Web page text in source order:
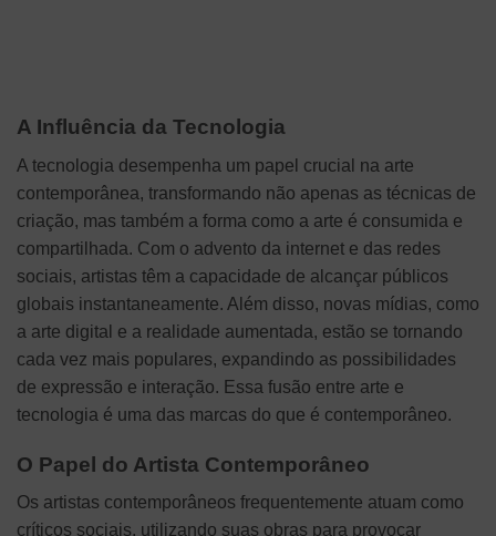
A Influência da Tecnologia
A tecnologia desempenha um papel crucial na arte
contemporânea, transformando não apenas as técnicas de
criação, mas também a forma como a arte é consumida e
compartilhada. Com o advento da internet e das redes
sociais, artistas têm a capacidade de alcançar públicos
globais instantaneamente. Além disso, novas mídias, como
a arte digital e a realidade aumentada, estão se tornando
cada vez mais populares, expandindo as possibilidades
de expressão e interação. Essa fusão entre arte e
tecnologia é uma das marcas do que é contemporâneo.
O Papel do Artista Contemporâneo
Os artistas contemporâneos frequentemente atuam como
críticos sociais, utilizando suas obras para provocar